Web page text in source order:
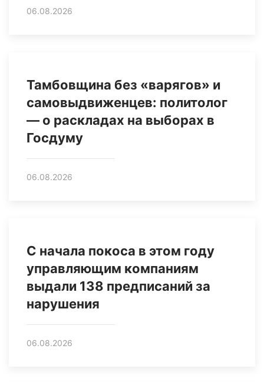
06.08.2026
Тамбовщина без «варягов» и
самовыдвиженцев: политолог
— о раскладах на выборах в
Госдуму
06.08.2026
С начала покоса в этом году
управляющим компаниям
выдали 138 предписаний за
нарушения
06.08.2026